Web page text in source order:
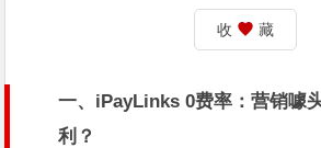
收 藏
一、iPayLinks 0费率：营销噱
利？